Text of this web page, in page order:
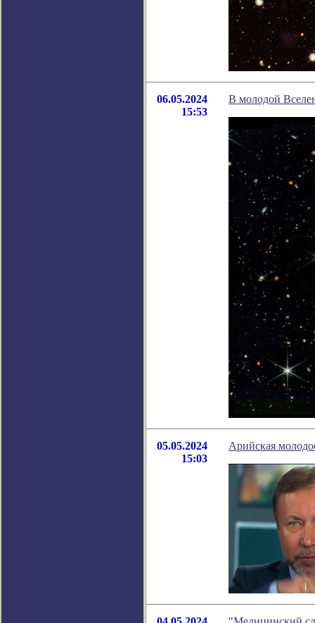
06.05.2024
15:53
В молодой
05.05.2024
15:03
Арийская